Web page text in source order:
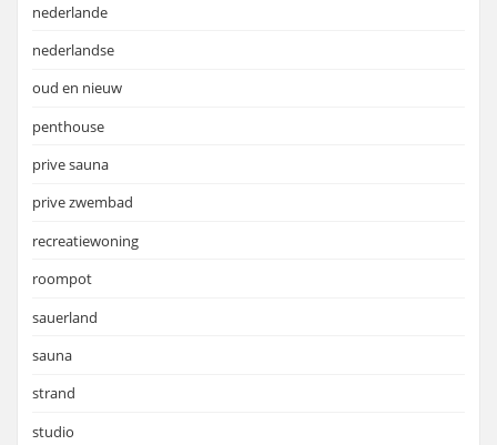
nederlande
nederlandse
oud en nieuw
penthouse
prive sauna
prive zwembad
recreatiewoning
roompot
sauerland
sauna
strand
studio